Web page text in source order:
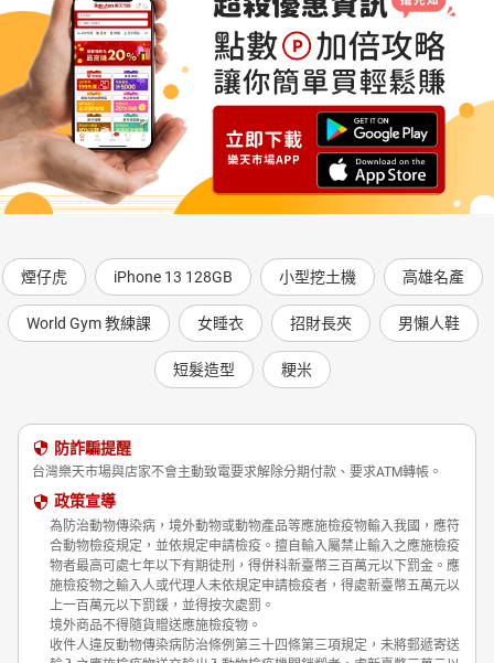
煙仔虎 iPhone 13 128GB 小型挖土機 高雄名產
World Gym 教練課 女睡衣 招財長夾 男懶人鞋
短髮造型 粳米
防詐騙提醒
台灣樂天市場與店家不會主動致電要求解除分期付款、要求ATM轉帳。
政策宣導
為防治動物傳染病，境外動物或動物產品等應施檢疫物輸入我國，應符
合動物檢疫規定，並依規定申請檢疫。擅自輸入屬禁止輸入之應施檢疫
物者最高可處七年以下有期徒刑，得併科新臺幣三百萬元以下罰金。應
施檢疫物之輸入人或代理人未依規定申請檢疫者，得處新臺幣五萬元以
上一百萬元以下罰鍰，並得按次處罰。
境外商品不得隨貨贈送應施檢疫物。
收件人違反動物傳染病防治條例第三十四條第三項規定，未將郵遞寄送